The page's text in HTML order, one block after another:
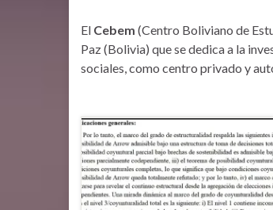
El Cebem (Centro Boliviano de
Paz (Bolivia) que se dedica a la
sociales, como centro privado y